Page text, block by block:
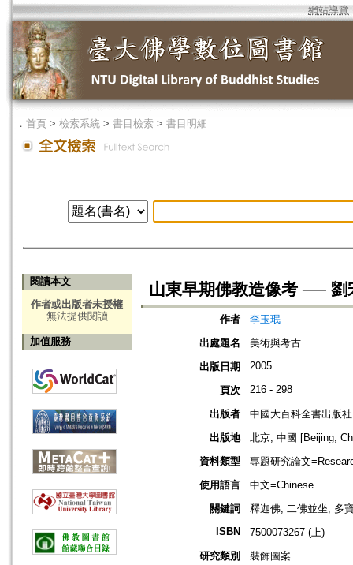
網站導覽
． 首頁 > 檢索系統 > 書目檢索 > 書目明細
閱讀本文
作者或出版者未授權
無法提供閱讀
加值服務
山東早期佛教造像考 ── 劉
作者
李玉珉
出處題名
美術與考古
出版日期
2005
頁次 216 - 298
出版者
中國大百科全書出版社
出版地
北京, 中國 [Beijing,
資料類型
專題研究論文
使用語言
中文=Chinese
關鍵詞
釋迦佛; 二佛並坐; 多
ISBN
7500073267 (上)
研究類別
裝飾圖案